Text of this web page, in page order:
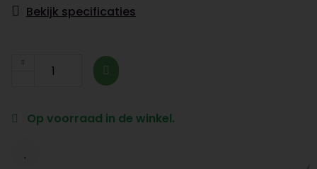
Bekijk specificaties
Op voorraad in de winkel.